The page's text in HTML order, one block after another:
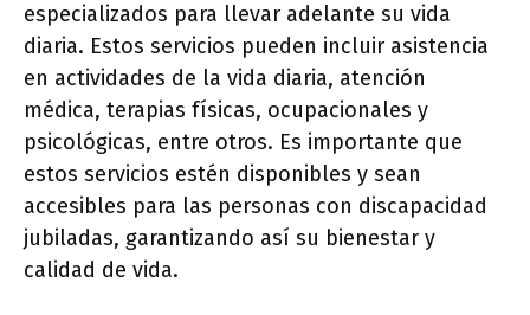
especializados para llevar adelante su vida
diaria. Estos servicios pueden incluir asistencia
en actividades de la vida diaria, atención
médica, terapias físicas, ocupacionales y
psicológicas, entre otros. Es importante que
estos servicios estén disponibles y sean
accesibles para las personas con discapacidad
jubiladas, garantizando así su bienestar y
calidad de vida.